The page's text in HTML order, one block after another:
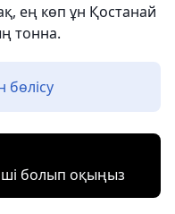
ең көп ұн Қостанай
тонна.
болып оқыңыз